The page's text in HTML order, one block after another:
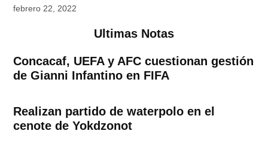
febrero 22, 2022
Ultimas Notas
Concacaf, UEFA y AFC cuestionan gestión
de Gianni Infantino en FIFA
Realizan partido de waterpolo en el
cenote de Yokdzonot